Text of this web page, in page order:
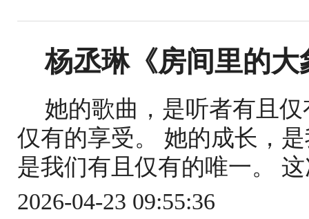
杨丞琳《房间里的
她的歌曲，是听者有且
仅有的享受。 她的成长，
是我们有且仅有的唯一。
2026-04-23 09:55:36